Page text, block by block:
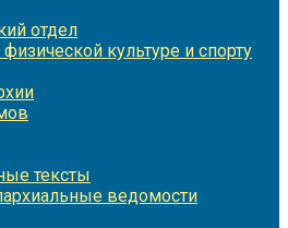
отдел
культуре и спорту
тексты
ведомости